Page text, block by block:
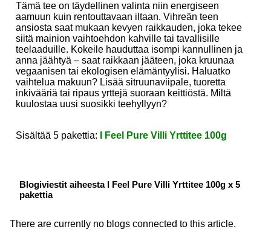
Tämä tee on täydellinen valinta niin energiseen
aamuun kuin rentouttavaan iltaan. Vihreän teen
ansiosta saat mukaan kevyen raikkauden, joka tekee
siitä mainion vaihtoehdon kahville tai tavallisille
teelaaduille. Kokeile hauduttaa isompi kannullinen ja
anna jäähtyä – saat raikkaan jääteen, joka kruunaa
vegaanisen tai ekologisen elämäntyylisi. Haluatko
vaihtelua makuun? Lisää sitruunaviipale, tuoretta
inkivääriä tai ripaus yrttejä suoraan keittiöstä. Miltä
kuulostaa uusi suosikki teehyllyyn?
Sisältää 5 pakettia: I Feel Pure Villi Yrttitee 100g
Blogiviestit aiheesta I Feel Pure Villi Yrttitee 100g x 5
pakettia
There are currently no blogs connected to this article.